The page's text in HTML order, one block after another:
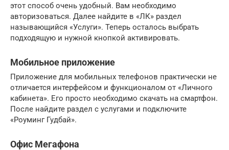
этот способ очень удобный. Вам необходимо
авторизоваться. Далее найдите в «ЛК» раздел
называющийся «Услуги». Теперь осталось выбрать
подходящую и нужной кнопкой активировать.
Мобильное приложение
Приложение для мобильных телефонов практически не
отличается интерфейсом и функционалом от «Личного
кабинета». Его просто необходимо скачать на смартфон.
После найдите раздел с услугами и подключите
«Роуминг Гудбай».
Офис Мегафона